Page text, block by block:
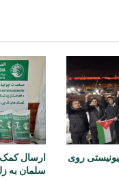
هند: اظهارات
نشان‌دهنده
دهلی‌نو و کابل
صنعت‌کار
انفجار و
روی
ارسال
سلمان به